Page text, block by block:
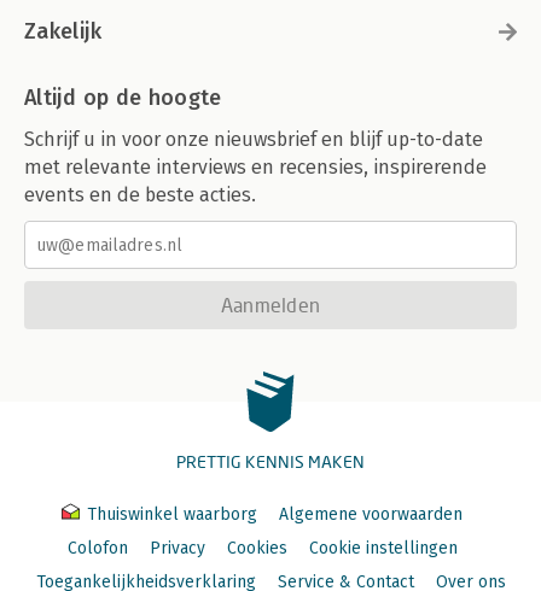
Zakelijk
Altijd op de hoogte
Schrijf u in voor onze nieuwsbrief en blijf up-to-date
met relevante interviews en recensies, inspirerende
events en de beste acties.
Aanmelden
PRETTIG KENNIS MAKEN
Thuiswinkel waarborg
Algemene voorwaarden
Colofon
Privacy Cookies
Cookie instellingen
Toegankelijkheidsverklaring
Service & Contact Over ons